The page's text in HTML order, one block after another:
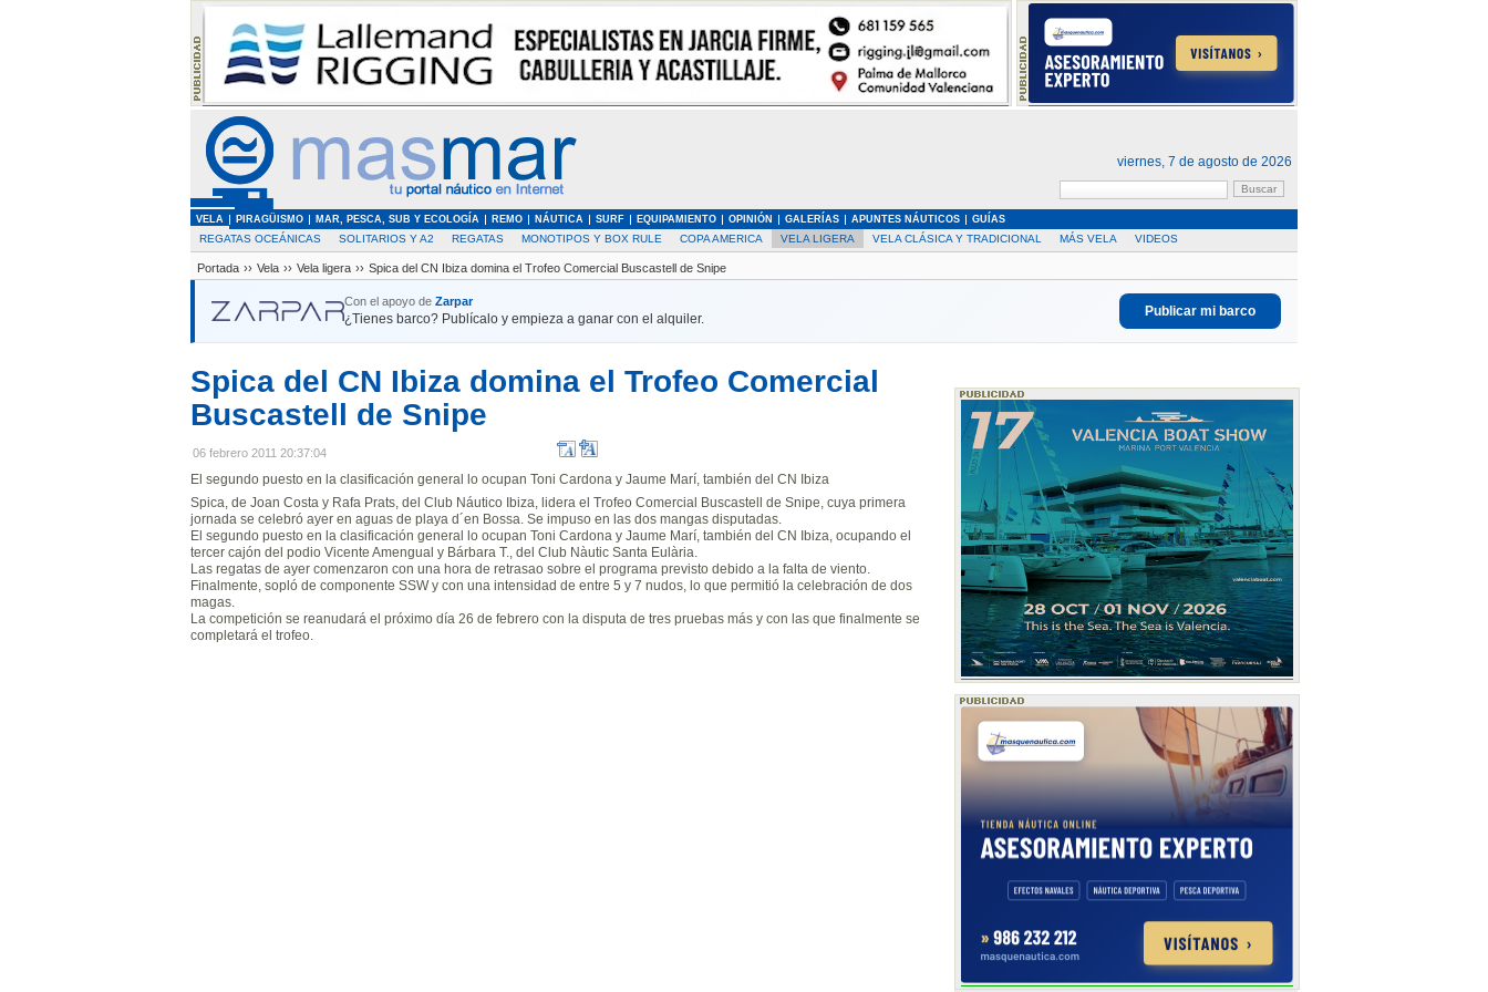
viernes, 7 de agosto de 2026
VELA PIRAGÜISMO MAR, PESCA, SUB Y ECOLOGÍA REMO NÁUTICA SURF EQUIPAMIENTO OPINIÓN GALERÍAS APUNTES NÁUTICOS GUÍAS
REGATAS OCEÁNICAS SOLITARIOS Y A2 REGATAS MONOTIPOS Y BOX RULE COPA AMERICA VELA LIGERA VELA CLÁSICA Y TRADICIONAL MÁS VELA VIDEOS
Portada ›› Vela ›› Vela ligera ›› Spica del CN Ibiza domina el Trofeo Comercial Buscastell de Snipe
Con el apoyo de Zarpar
¿Tienes barco? Publícalo y empieza a ganar con el alquiler.
Publicar mi barco
Spica del CN Ibiza domina el Trofeo Comercial
Buscastell de Snipe
06 febrero 2011 20:37:04
El segundo puesto en la clasificación general lo ocupan Toni Cardona y Jaume Marí, también del CN Ibiza
Spica, de Joan Costa y Rafa Prats, del Club Náutico Ibiza, lidera el Trofeo Comercial Buscastell de Snipe, cuya primera
jornada se celebró ayer en aguas de playa d´en Bossa. Se impuso en las dos mangas disputadas.
El segundo puesto en la clasificación general lo ocupan Toni Cardona y Jaume Marí, también del CN Ibiza, ocupando el
tercer cajón del podio Vicente Amengual y Bárbara T., del Club Nàutic Santa Eulària.
Las regatas de ayer comenzaron con una hora de retrasao sobre el programa previsto debido a la falta de viento.
Finalmente, sopló de componente SSW y con una intensidad de entre 5 y 7 nudos, lo que permitió la celebración de dos
magas.
La competición se reanudará el próximo día 26 de febrero con la disputa de tres pruebas más y con las que finalmente se
completará el trofeo.